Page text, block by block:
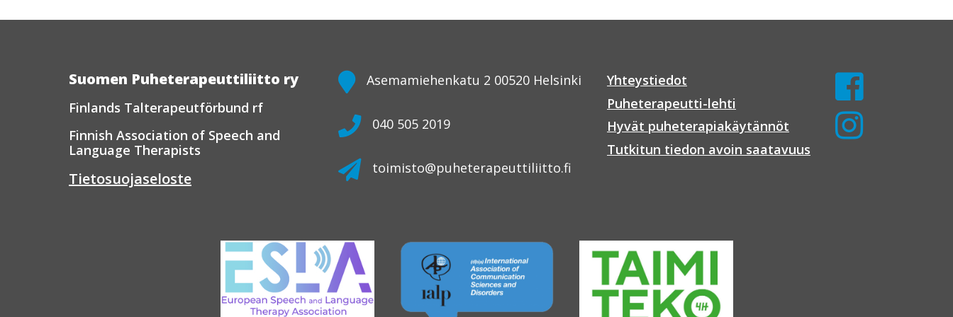
Suomen Puheterapeuttiliitto ry
Finlands Talterapeutförbund rf
Finnish Association of Speech and
Language Therapists
Tietosuojaseloste
Asemamiehenkatu 2 00520 Helsinki
040 505 2019
toimisto@puheterapeuttiliitto.fi
Yhteystiedot
Puheterapeutti-lehti
Hyvät puheterapiakäytännöt
Tutkitun tiedon avoin saatavuus